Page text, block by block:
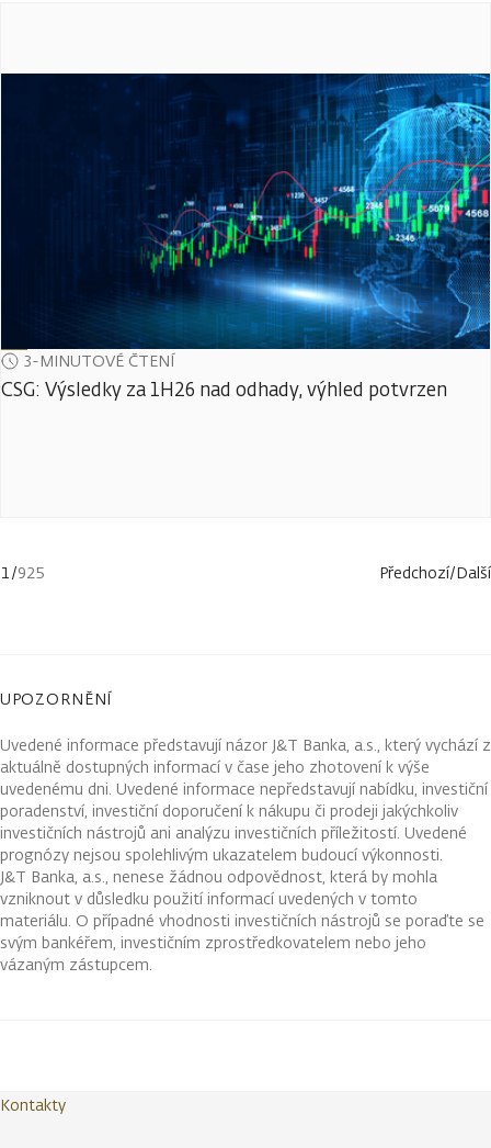
3-MINUTOVÉ ČTENÍ
CSG: Výsledky za 1H26 nad odhady, výhled potvrzen
1/925 Předchozí/Další
UPOZORNĚNÍ
Uvedené informace představují názor J&T Banka, a.s., který vychází z
aktuálně dostupných informací v čase jeho zhotovení k výše
uvedenému dni. Uvedené informace nepředstavují nabídku, investiční
poradenství, investiční doporučení k nákupu či prodeji jakýchkoliv
investičních nástrojů ani analýzu investičních příležitostí. Uvedené
prognózy nejsou spolehlivým ukazatelem budoucí výkonnosti.
J&T Banka, a.s., nenese žádnou odpovědnost, která by mohla
vzniknout v důsledku použití informací uvedených v tomto
materiálu. O případné vhodnosti investičních nástrojů se poraďte se
svým bankéřem, investičním zprostředkovatelem nebo jeho
vázaným zástupcem.
Kontakty